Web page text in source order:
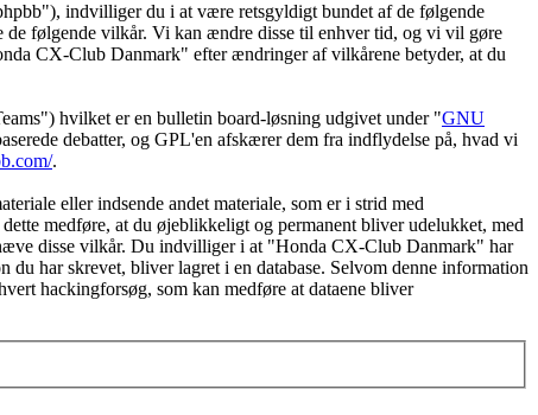
indvilliger du i at være retsgyldigt bundet af de følgende
følgende vilkår. Vi kan ændre disse til enhver tid, og vi vil gøre
CX-Club Danmark" efter ændringer af vilkårene betyder, at du
hvilket er en bulletin board-løsning udgivet under "GNU
debatter, og GPL'en afskærer dem fra indflydelse på, hvad vi
.
eller indsende andet materiale, som er i strid med
medføre, at du øjeblikkeligt og permanent bliver udelukket, med
disse vilkår. Du indvilliger i at "Honda CX-Club Danmark" har
har skrevet, bliver lagret i en database. Selvom denne information
hackingforsøg, som kan medføre at dataene bliver